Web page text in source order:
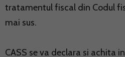
tratamentul fiscal din Codul
mai sus.
CASS se va declara si achita